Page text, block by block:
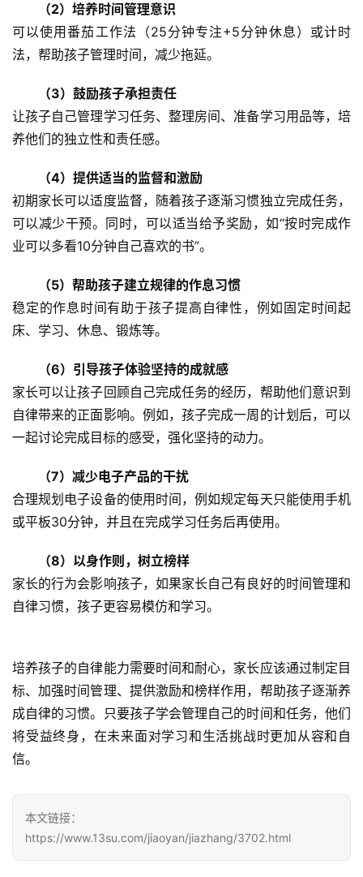
关
们
师
量
生
活
中
心
研
中
心
长
中
心
全
青
少
年
叛
（2）培养时间管理意识
可以使用番茄工作法（25分钟专注+5分钟休息）或计时
法，帮助孩子管理时间，减少拖延。
（3）鼓励孩子承担责任
让孩子自己管理学习任务、整理房间、准备学习用品等，培
养他们的独立性和责任感。
（4）提供适当的监督和激励
初期家长可以适度监督，随着孩子逐渐习惯独立完成任务，
可以减少干预。同时，可以适当给予奖励，如“按时完成作
业可以多看10分钟自己喜欢的书”。
（5）帮助孩子建立规律的作息习惯
稳定的作息时间有助于孩子提高自律性，例如固定时间起
床、学习、休息、锻炼等。
（6）引导孩子体验坚持的成就感
家长可以让孩子回顾自己完成任务的经历，帮助他们意识到
自律带来的正面影响。例如，孩子完成一周的计划后，可以
一起讨论完成目标的感受，强化坚持的动力。
（7）减少电子产品的干扰
合理规划电子设备的使用时间，例如规定每天只能使用手机
或平板30分钟，并且在完成学习任务后再使用。
（8）以身作则，树立榜样
家长的行为会影响孩子，如果家长自己有良好的时间管理和
自律习惯，孩子更容易模仿和学习。
培养孩子的自律能力需要时间和耐心，家长应该通过制定目
标、加强时间管理、提供激励和榜样作用，帮助孩子逐渐养
成自律的习惯。只要孩子学会管理自己的时间和任务，他们
将受益终身，在未来面对学习和生活挑战时更加从容和自
信。
本文链接：
https://www.13su.com/jiaoyan/jiazhang/3702.html